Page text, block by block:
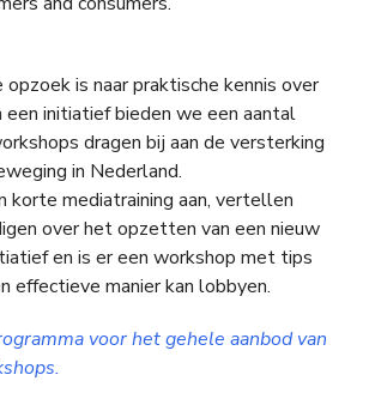
opzoek is naar praktische kennis over
initiatief bieden we een aantal
dragen bij aan de versterking
in Nederland.
korte mediatraining aan, vertellen
over het opzetten van een nieuw
en is er een workshop met tips
effectieve manier kan lobbyen.
voor het gehele aanbod van